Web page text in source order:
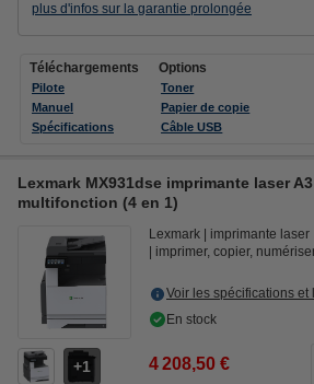
plus d'infos sur la garantie prolongée
Téléchargements
Pilote
Manuel
Spécifications
Options
Toner
Papier de copie
Câble USB
Lexmark MX931dse imprimante laser
multifonction (4 en 1)
1
Lexmark
imprimante laser
imprimer, copier,
Voir les spécifications et
En stock
4 208,50 €